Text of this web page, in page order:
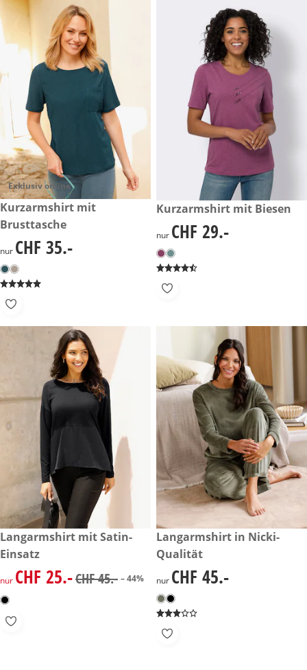
Exklusiv online
CHF 35.-
Kurzarmshirt mit
Brusttasche
CHF 35.-
nur CHF 35.-
CHF 29.-
Kurzarmshirt mit Biesen
CHF 29.-
nur CHF 29.-
reduzierter Preis CHF 25.-, vorheriger Preis: CHF 45.-
-44%
Langarmshirt mit Satin-
Einsatz
reduzierter Preis CHF 25.-, vorheriger Preis: CHF 45.-
nur CHF 25.-CHF 45.- – 44%
CHF 45.-
Langarmshirt in Nicki-
Qualität
CHF 45.-
nur CHF 45.-